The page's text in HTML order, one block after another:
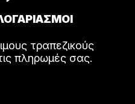
τραπεζικούς
πληρωμές σας.